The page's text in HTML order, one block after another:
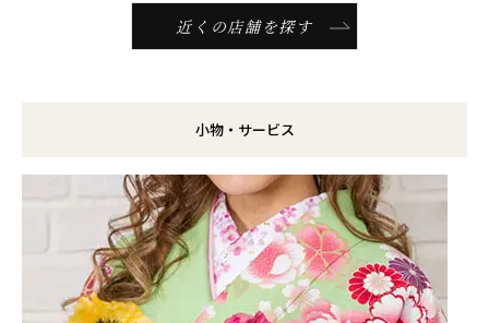
近くの店舗を探す
小物・サービス